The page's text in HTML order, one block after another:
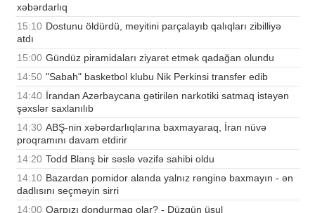
xəbərdarlıq
15:10 Dostunu öldürdü, meyitini parçalayıb qalıqları zibilliyə
atdı
15:00 Gündüz piramidaları ziyarət etmək qadağan olundu
14:50 "Sabah" basketbol klubu Nik Perkinsi transfer edib
14:40 İrandan Azərbaycana gətirilən narkotiki satmaq istəyən
şəxslər saxlanılıb
14:30 ABŞ-nin xəbərdarlıqlarına baxmayaraq, İran nüvə
proqramını davam etdirir
14:20 Todd Blanş bir səslə vəzifə sahibi oldu
14:10 Bazardan pomidor alanda yalnız rənginə baxmayın - ən
dadlısını seçməyin sirri
14:00 Qarpızı dondurmaq olar? - Düzgün üsul